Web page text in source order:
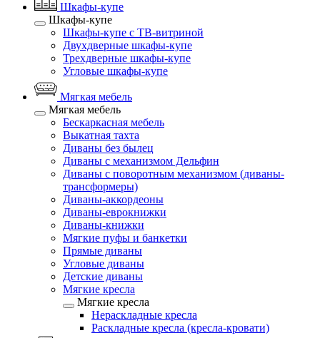
Шкафы-купе
Шкафы-купе
Шкафы-купе с ТВ-витриной
Двухдверные шкафы-купе
Трехдверные шкафы-купе
Угловые шкафы-купе
Мягкая мебель
Мягкая мебель
Бескаркасная мебель
Выкатная тахта
Диваны без былец
Диваны с механизмом Дельфин
Диваны с поворотным механизмом (диваны-
трансформеры)
Диваны-аккордеоны
Диваны-еврокнижки
Диваны-книжки
Мягкие пуфы и банкетки
Прямые диваны
Угловые диваны
Детские диваны
Мягкие кресла
Мягкие кресла
Нераскладные кресла
Раскладные кресла (кресла-кровати)